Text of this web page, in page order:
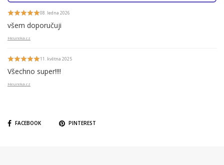
08. ledna 2026
všem doporučuji
Heureka.cz
11. května 2025
Všechno super!!!!
Heureka.cz
FACEBOOK PINTEREST